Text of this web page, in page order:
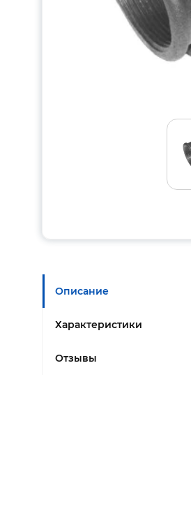
Описание
Характеристики
Отзывы